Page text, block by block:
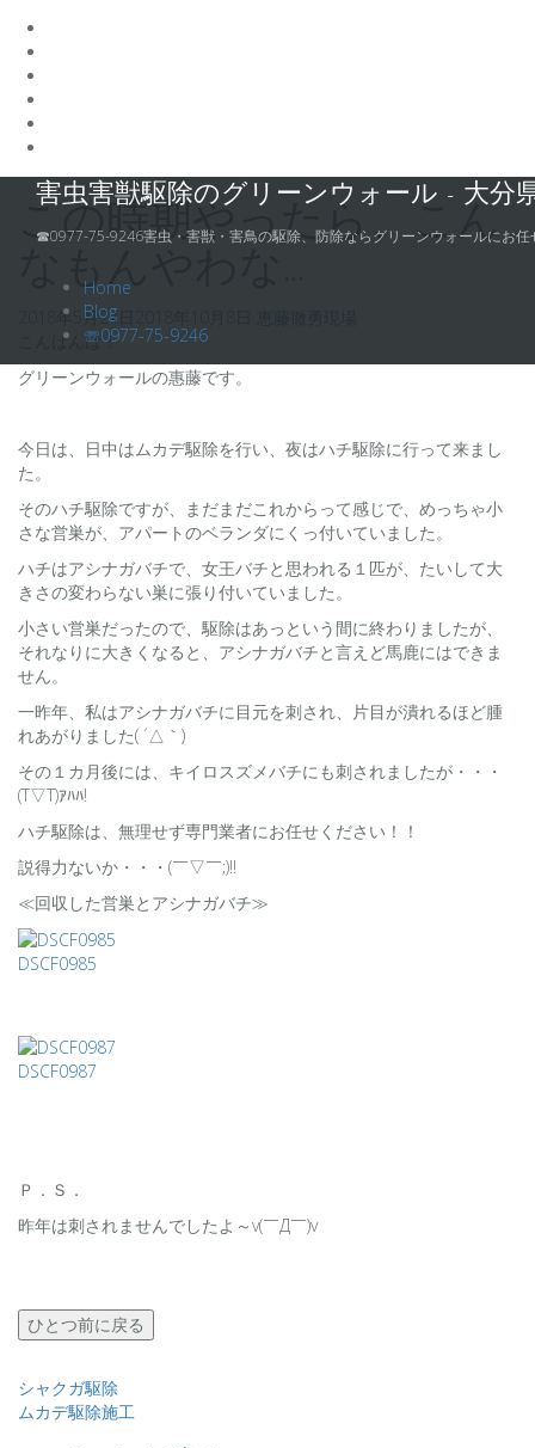
害虫害獣駆除のグリーンウォール - 大分
☎0977-75-9246害虫・害獣・害鳥の駆除、防除ならグリーンウォールにお任
Home
Blog
☏0977-75-9246
この時期やったら、こん
なもんやわな…
2018年5月24日
こんばんは！
グリーンウォールの惠藤です。
今日は、日中はムカデ駆除を行い、夜はハチ駆除に行って来まし
た。
そのハチ駆除ですが、まだまだこれからって感じで、めっちゃ小
さな営巣が、アパートのベランダにくっ付いていました。
ハチはアシナガバチで、女王バチと思われる１匹が、たいして大
きさの変わらない巣に張り付いていました。
小さい営巣だったので、駆除はあっという間に終わりましたが、
それなりに大きくなると、アシナガバチと言えど馬鹿にはできま
せん。
一昨年、私はアシナガバチに目元を刺され、片目が潰れるほど腫
れあがりました( ´△｀)
その１カ月後には、キイロスズメバチにも刺されましたが・・・
(T▽T)ｱﾊﾊ!
ハチ駆除は、無理せず専門業者にお任せください！！
説得力ないか・・・(￣▽￣;)!!
≪回収した営巣とアシナガバチ≫
DSCF0985
DSCF0987
Ｐ．Ｓ．
昨年は刺されませんでしたよ～v(￣Д￣)v
ひとつ前に戻る
投
シャクガ駆除
ムカデ駆除施工